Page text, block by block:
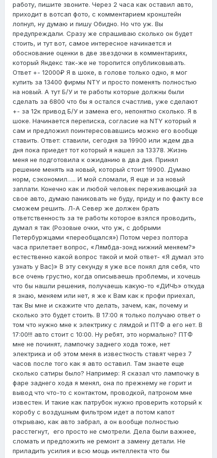
работу, пишите звоните. Через 2 часа как оставил авто,
приходит в вотсап фото, с комментарием кронштейн
лопнул, ну думаю и пишу Обидно. Но что уж. Вы
предупреждали. Сразу же спрашиваю сколько он будет
стоить, и тут вот, самое интересное начинается и
обоснование оценки в две звездочки в комментариях,
который Яндекс так-же не торопится опубликовывать.
Ответ +- 12000₽ Я в шоке, в голове только одно, я мог
купить за 13400 фирмы NTY и просто поменять полностью
на новый. А тут Б/У и те работы которые должны были
сделать за 6800 что бы я остался счастлив, уже сделают
+- за 12к привод Б/У и замена его, непонятно сколько. Я в
шоке. Начинается переписка, согласие на NTY который я
сам и предложил поинтересовавшись можно его вообще
ставить. Ответ: ставили, сегодня за 19900 или ждем два
дня пока приедет тот который я нашел за 13378. Жизнь
меня не подготовила к ожиданию в два дня. Принял
решение менять на новый, который стоит 19900. Думаю
норм, сэкономил….. И мой сломали, Я еще и за новый
заплати. Конечно как и любой человек переживающий за
свое авто, думаю паниковать не буду, приду и по факту все
сможем решить. Л-А Север же должен брать
ответственность за те работы которое взялся проводить,
думал я так (Розовые очки, что уж, с добрыми
Петербуржцами «переобщался») Потом через полтора
часа прилетает вопрос, «Лямбда-зонд нижний меняем?»
естественно какой вопрос такой и мой ответ- «Я думал это
узнать у Вас)» В эту секунду я уже все понял для себя, что
все очень грустно, когда описываешь проблемы, и хочешь
что бы нашли решения, получаешь какую-то «ДИЧЬ» откуда
я знаю, меняем или нет, я же к Вам как к профи приехал,
так Вы мне и скажите что делать, зачем, как, почему и
сколько это будет стоить. В 17:00 я только получаю ответ о
том что нужно мне к электрику с лямдой и ПТФ а его нет. В
17:00!!! авто стоит с 10:00. Ну ребят, это нормально? ПТФ
мне не починят, лампочку заднего хода тоже, нет
электрика и об этом меня в известность ставят через 7
часов после того как я авто оставил. Там знаете еще
сколько сатиры было? Например: Я сказал что лампочку в
фаре заднего хода я менял, она по прежнему не горит и
вывод что что-то с контактом, проводкой, патроном мне
известен. И такие как патрубок нужно проверить который к
коробу с воздушным фильтром идет а потом капот
открываю, как авто забрал, а он вообще полностью
расстегнут, его просто не смотрели. Дела были важнее,
сломать и предложить не ремонт а замену детали. Не
приладить усилия и всю мощь интеллекта что бы